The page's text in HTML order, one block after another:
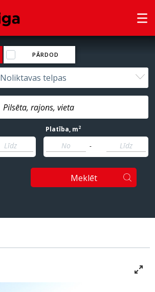
PĀRDOD
Noliktavas telpas
Platība, m2
-
Meklēt